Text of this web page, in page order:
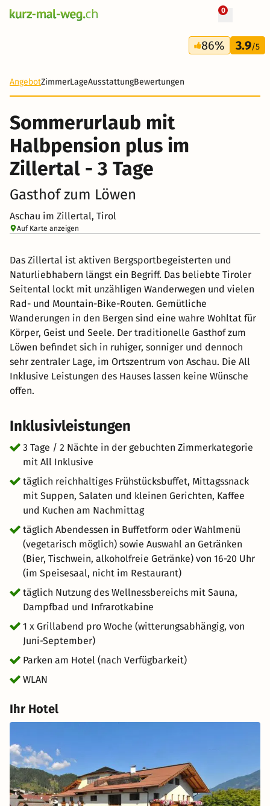
0
3 Tage
149 CHF
+ 23 Fotos
86% 3.9/5
AngebotZimmerLageAusstattungBewertungen
Sommerurlaub mit
Halbpension plus im
Zillertal - 3 Tage
Gasthof zum Löwen
Aschau im Zillertal, Tirol
Auf Karte anzeigen
Das Zillertal ist aktiven Bergsportbegeisterten und
Naturliebhabern längst ein Begriff. Das beliebte Tiroler
Seitental lockt mit unzähligen Wanderwegen und vielen
Rad- und Mountain-Bike-Routen. Gemütliche
Wanderungen in den Bergen sind eine wahre Wohltat für
Körper, Geist und Seele. Der traditionelle Gasthof zum
Löwen befindet sich in ruhiger, sonniger und dennoch
sehr zentraler Lage, im Ortszentrum von Aschau. Die All
Inklusive Leistungen des Hauses lassen keine Wünsche
offen.
Inklusivleistungen
3 Tage / 2 Nächte in der gebuchten Zimmerkategorie
mit All Inklusive
täglich reichhaltiges Frühstücksbuffet, Mittagssnack
mit Suppen, Salaten und kleinen Gerichten, Kaffee
und Kuchen am Nachmittag
täglich Abendessen in Buffetform oder Wahlmenü
(vegetarisch möglich) sowie Auswahl an Getränken
(Bier, Tischwein, alkoholfreie Getränke) von 16-20 Uhr
(im Speisesaal, nicht im Restaurant)
täglich Nutzung des Wellnessbereichs mit Sauna,
Dampfbad und Infrarotkabine
1 x Grillabend pro Woche (witterungsabhängig, von
Juni-September)
Parken am Hotel (nach Verfügbarkeit)
WLAN
Ihr Hotel